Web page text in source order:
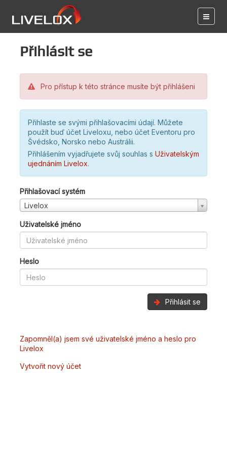
Přihlásit se
Pro přístup k této stránce musíte být přihlášeni
Přihlaste se svými přihlašovacími údají. Můžete
použít buď účet Liveloxu, nebo účet Eventoru pro
Švédsko, Norsko nebo Austrálii.
Přihlášením vyjadřujete svůj souhlas s Uživatelským
ujednáním Livelox.
Přihlašovací systém
Livelox
Uživatelské jméno
Heslo
Přihlásit se
Zapomněl(a) jsem své uživatelské jméno a heslo pro
Livelox
Vytvořit nový účet